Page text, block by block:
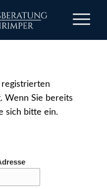
registrierten
Wenn Sie bereits
sich bitte ein.